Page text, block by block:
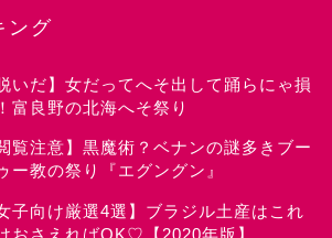
ング
脱いだ】女だってへそ出して踊らにゃ損
富良野の北海へそ祭り
閲覧注意】黒魔術？ベナンの謎多きブー
ー教の祭り『エグングン』
女子向け厳選4選】ブラジル土産はこれ
おさえればOK♡【2020年版】
News
about CHIYOKO